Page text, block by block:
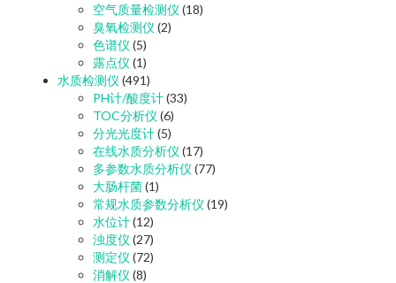
空气质量检测仪 (18)
臭氧检测仪 (2)
色谱仪 (5)
露点仪 (1)
水质检测仪 (491)
PH计/酸度计(33)
TOC分析仪 (6)
分光光度计(5)
在线水质分析仪 (17)
多参数水质分析仪 (77)
大肠杆菌(1)
常规水质参数分析仪 (19)
水位计(12)
浊度仪 (27)
测定仪 (72)
消解仪 (8)